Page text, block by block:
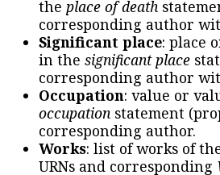
the place of death
corresponding author
Significant place: place
in the significant place
corresponding author
Occupation: value or
occupation statement
corresponding author.
Works: list of works of
URNs and corresponding